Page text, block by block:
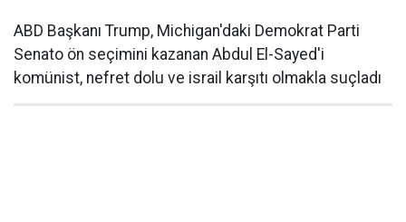
ABD Başkanı Trump, Michigan'daki Demokrat Parti
Senato ön seçimini kazanan Abdul El-Sayed'i
komünist, nefret dolu ve israil karşıtı olmakla suçladı